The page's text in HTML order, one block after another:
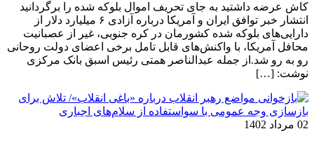
کاش عرضه داشتید به جای تحریف اموال بلوکه شده را برگردانید
انتشار خبر توافق ایران و آمریکا درباره آزادی ۶ میلیارد دلار از
دارایی‌های بلوکه شده کشورمان در کره جنوبی، غیر از عصبانیت
محافل آمریکا، با واکنش‌های قابل تامل برخی اعضای دولت روحانی
رو به رو شد.از جمله عبدالناصر همتی رئیس ‌اسبق بانک مرکزی
نوشت: […]
02 مرداد 1402